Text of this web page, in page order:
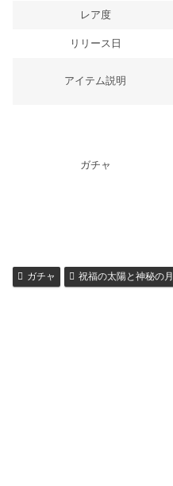
レア度
リリース日
アイテム説明
ガチャ
ガチャ 祝福の太陽と神秘の月